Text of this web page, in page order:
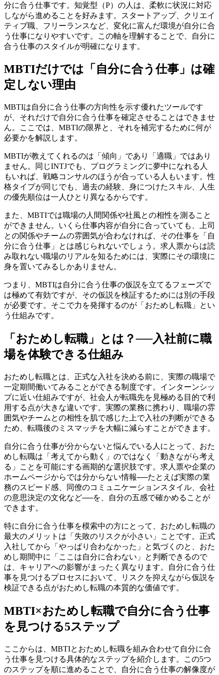
分に合う仕事です。知覚型（P）の人は、柔軟に状況に対応
しながら進めることを好みます。スタートアップ、クリエイ
ティブ職、フリーランスなど、変化に富んだ環境が自分に合
う仕事になりやすいです。この軸を理解することで、自分に
合う仕事のスタイルが明確になります。
MBTIだけでは「自分に合う仕事」は確
定しない理由
MBTIは自分に合う仕事の方向性を示す優れたツールです
が、それだけで自分に合う仕事を確定させることはできませ
ん。ここでは、MBTIの限界と、それを補完するために何が
必要かを解説します。
MBTIが教えてくれるのは「傾向」であり「適職」ではあり
ません。同じINTJでも、プログラミングに夢中になれる人
もいれば、戦略コンサルのほうが合っている人もいます。性
格タイプが同じでも、過去の経験、身につけたスキル、人生
の優先順位は一人ひとり異なるからです。
また、MBTIでは職場の人間関係や社風との相性を測ること
ができません。いくら仕事内容が自分に合っていても、上司
との関係やチームの雰囲気が合わなければ、その仕事を「自
分に合う仕事」とは感じられないでしょう。求人票からは読
み取れない職場のリアルを知るためには、実際にその環境に
身を置いてみるしかありません。
つまり、MBTIは自分に合う仕事の仮説を立てるフェーズで
は極めて有効ですが、その仮説を検証するためには別の手段
が必要です。そこで力を発揮するのが「おためし転職」とい
う仕組みです。
「おためし転職」とは？──入社前に職
場を体験できる仕組み
おためし転職とは、正式な入社を決める前に、実際の職場で
一定期間働いてみることができる制度です。インターンシッ
プに近い仕組みですが、社会人が転職先を見極める目的で利
用する点が大きな違いです。実際の業務に携わり、職場の雰
囲気やチームとの相性を肌で感じた上で入社の判断ができる
ため、転職後のミスマッチを大幅に減らすことができます。
自分に合う仕事が分からないと悩んでいる人にとって、おた
めし転職は「考えてから動く」のではなく「動きながら考え
る」ことを可能にする画期的な選択肢です。求人票や企業の
ホームページからでは分からない情報──たとえば実際の業
務のスピード感、同僚のコミュニケーションスタイル、会社
の意思決定の文化など──を、自分の五感で確かめることが
できます。
特に自分に合う仕事を模索中の方にとって、おためし転職の
最大のメリットは「失敗のリスクが小さい」ことです。正式
入社してから「やっぱり合わなかった」と気づくのと、おた
めし期間中に「ここは自分に合わない」と判断できるので
は、キャリアへの影響がまったく異なります。自分に合う仕
事を見つけるプロセスにおいて、リスクを抑えながら仮説を
検証できる点がおためし転職の本質的な価値です。
MBTI×おためし転職で自分に合う仕事
を見つける5ステップ
ここからは、MBTIとおためし転職を組み合わせて自分に合
う仕事を見つける具体的なステップを紹介します。この5つ
のステップを順に進めることで、自分に合う仕事の解像度が